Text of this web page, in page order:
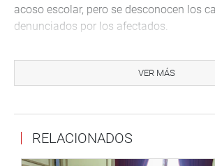
acoso escolar, pero se desconocen los
denunciados por los afectados.
Eduardo Vega, reveló que entre
julio del 2015, su institución registró
administrativo), “lo que resulta muy
VER MÁS
RELACIONADOS